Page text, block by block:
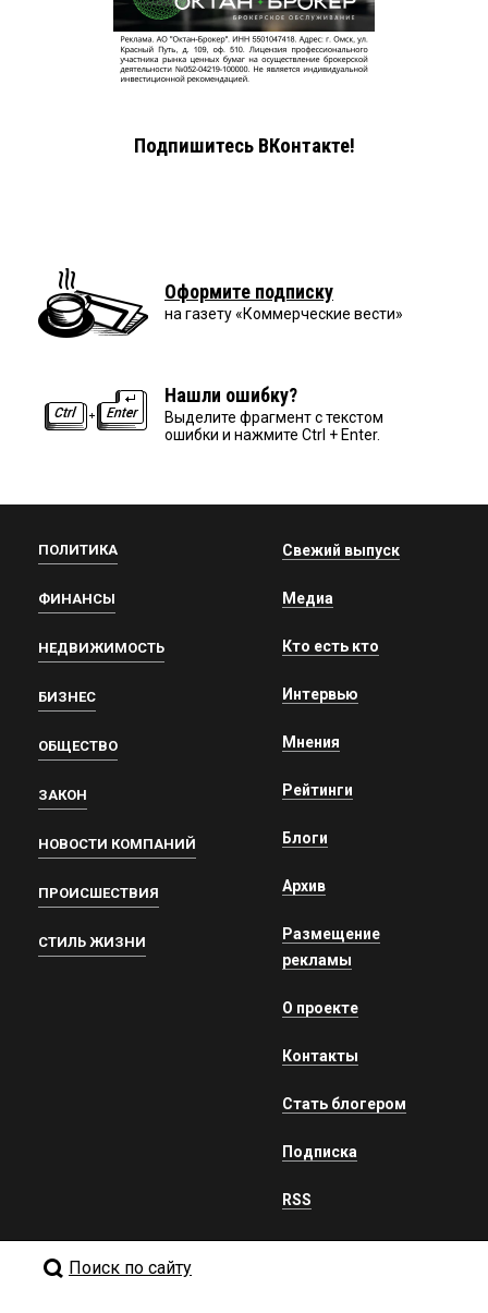
Подпишитесь ВКонтакте!
Оформите подписку
на газету «Коммерческие вести»
Нашли ошибку?
Выделите фрагмент с текстом
ошибки и нажмите Ctrl + Enter.
ПОЛИТИКА
ФИНАНСЫ
НЕДВИЖИМОСТЬ
БИЗНЕС
ОБЩЕСТВО
ЗАКОН
НОВОСТИ КОМПАНИЙ
ПРОИСШЕСТВИЯ
СТИЛЬ ЖИЗНИ
Свежий выпуск
Медиа
Кто есть кто
Интервью
Мнения
Рейтинги
Блоги
Архив
Размещение
рекламы
О проекте
Контакты
Стать блогером
Подписка
RSS
Поиск по сайту